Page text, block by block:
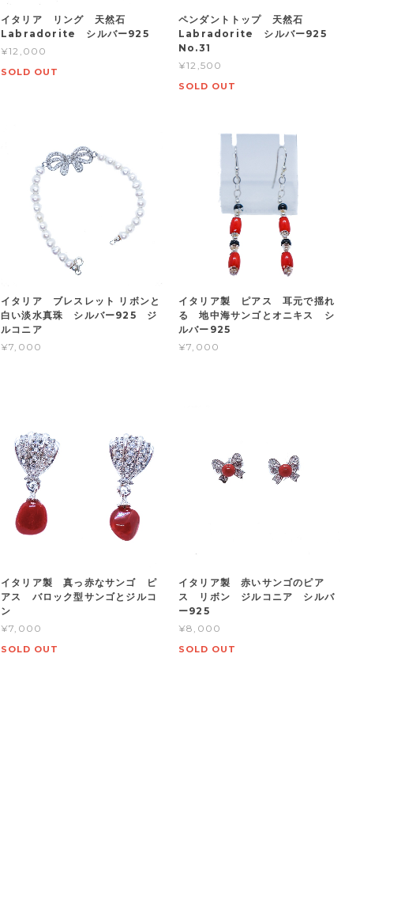
イタリア リング 天然石
Labradorite シルバー925
¥12,000
SOLD OUT
ペンダントトップ 天然石
Labradorite シルバー925
No.31
¥12,500
SOLD OUT
イタリア ブレスレット リボンと
白い淡水真珠 シルバー925 ジ
ルコニア
¥7,000
イタリア製 ピアス 耳元で揺れ
る 地中海サンゴとオニキス シ
ルバー925
¥7,000
イタリア製 真っ赤なサンゴ ピ
アス バロック型サンゴとジルコ
ン
¥7,000
SOLD OUT
イタリア製 赤いサンゴのピア
ス リボン ジルコニア シルバ
ー925
¥8,000
SOLD OUT